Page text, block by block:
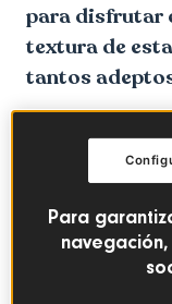
para disfrutar
textura de
tantos
Los franceses
(caracoles). Este
todo un emblema
de rana. La forma
calientes en sus
Para